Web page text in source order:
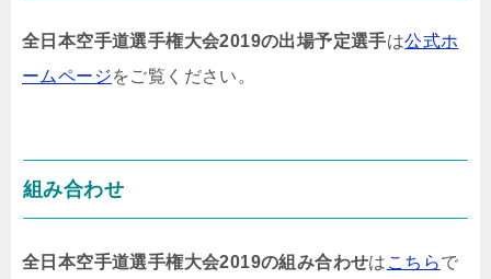
全日本空手道選手権大会2019の出場予定選手は公式ホ
ームページをご覧ください。
組み合わせ
全日本空手道選手権大会2019の組み合わせは こちらで